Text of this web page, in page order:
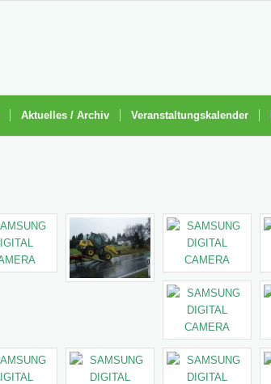
Aktuelles / Archiv Veranstaltungskalender